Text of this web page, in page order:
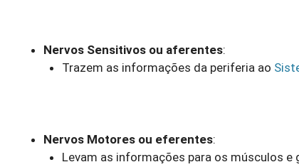
Nervos Sensitivos ou aferentes:
Trazem as informações da periferia ao
Nervos Motores ou eferentes:
Levam as informações para os músculos e